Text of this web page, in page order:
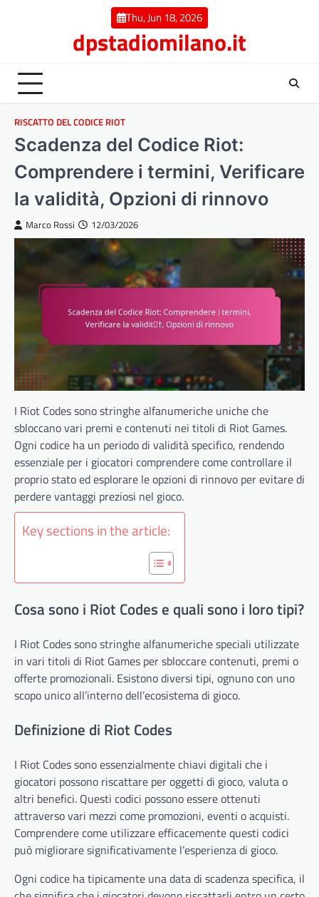
Thu, Jun 18, 2026
dpstadiomilano.it
RISCATTO DEL CODICE RIOT
Scadenza del Codice Riot:
Comprendere i termini, Verificare
la validità, Opzioni di rinnovo
Marco Rossi 12/03/2026
I Riot Codes sono stringhe alfanumeriche uniche che
sbloccano vari premi e contenuti nei titoli di Riot Games.
Ogni codice ha un periodo di validità specifico, rendendo
essenziale per i giocatori comprendere come controllare il
proprio stato ed esplorare le opzioni di rinnovo per evitare di
perdere vantaggi preziosi nel gioco.
Key sections in the article:
Cosa sono i Riot Codes e quali sono i loro tipi?
I Riot Codes sono stringhe alfanumeriche speciali utilizzate
in vari titoli di Riot Games per sbloccare contenuti, premi o
offerte promozionali. Esistono diversi tipi, ognuno con uno
scopo unico all’interno dell’ecosistema di gioco.
Definizione di Riot Codes
I Riot Codes sono essenzialmente chiavi digitali che i
giocatori possono riscattare per oggetti di gioco, valuta o
altri benefici. Questi codici possono essere ottenuti
attraverso vari mezzi come promozioni, eventi o acquisti.
Comprendere come utilizzare efficacemente questi codici
può migliorare significativamente l’esperienza di gioco.
Ogni codice ha tipicamente una data di scadenza specifica, il